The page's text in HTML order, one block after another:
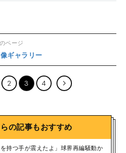
ページ
ギャラリー
2 3 4
の記事もおすすめ
を持つ手が震えたよ」球界再編騒動か